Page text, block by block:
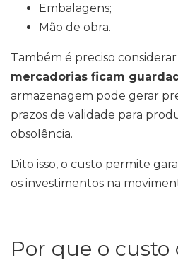
Embalagens;
Mão de obra.
Também é preciso considerar
mercadorias ficam
armazenagem pode gerar
prazos de validade para
obsolência.
Dito isso, o custo permite
os investimentos na
Por que o custo